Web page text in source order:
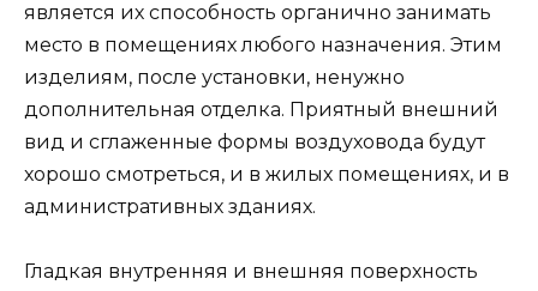
является их способность органично занимать
место в помещениях любого назначения. Этим
изделиям, после установки, ненужно
дополнительная отделка. Приятный внешний
вид и сглаженные формы воздуховода будут
хорошо смотреться, и в жилых помещениях, и в
административных зданиях.
Гладкая внутренняя и внешняя поверхность